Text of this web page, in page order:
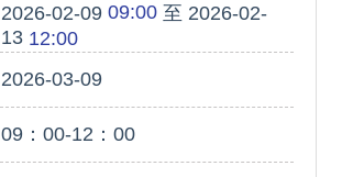
2026-02-0909:00至 2026-02-
1312:00
2026-03-09
09：00-12：00